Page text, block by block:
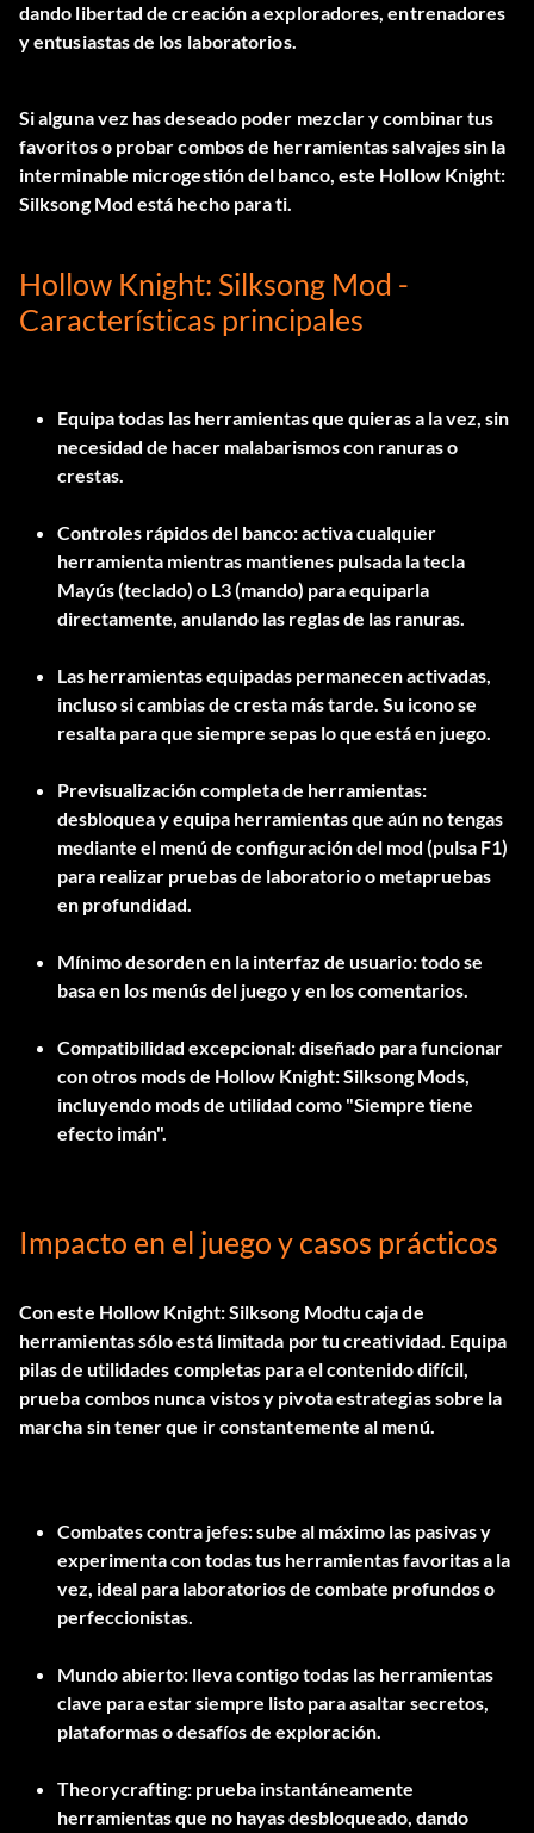
dando libertad de creación a exploradores, entrenadores
y entusiastas de los laboratorios.
Si alguna vez has deseado poder mezclar y combinar tus
favoritos o probar combos de herramientas salvajes sin la
interminable microgestión del banco, este Hollow Knight:
Silksong Mod está hecho para ti.
Hollow Knight: Silksong Mod -
Características principales
Equipa todas las herramientas que quieras a la vez, sin
necesidad de hacer malabarismos con ranuras o
crestas.
Controles rápidos del banco: activa cualquier
herramienta mientras mantienes pulsada la tecla
Mayús (teclado) o L3 (mando) para equiparla
directamente, anulando las reglas de las ranuras.
Las herramientas equipadas permanecen activadas,
incluso si cambias de cresta más tarde. Su icono se
resalta para que siempre sepas lo que está en juego.
Previsualización completa de herramientas:
desbloquea y equipa herramientas que aún no tengas
mediante el menú de configuración del mod (pulsa F1)
para realizar pruebas de laboratorio o metapruebas
en profundidad.
Mínimo desorden en la interfaz de usuario: todo se
basa en los menús del juego y en los comentarios.
Compatibilidad excepcional: diseñado para funcionar
con otros mods de Hollow Knight: Silksong Mods,
incluyendo mods de utilidad como "Siempre tiene
efecto imán".
Impacto en el juego y casos prácticos
Con este Hollow Knight: Silksong Modtu caja de
herramientas sólo está limitada por tu creatividad. Equipa
pilas de utilidades completas para el contenido difícil,
prueba combos nunca vistos y pivota estrategias sobre la
marcha sin tener que ir constantemente al menú.
Combates contra jefes: sube al máximo las pasivas y
experimenta con todas tus herramientas favoritas a la
vez, ideal para laboratorios de combate profundos o
perfeccionistas.
Mundo abierto: lleva contigo todas las herramientas
clave para estar siempre listo para asaltar secretos,
plataformas o desafíos de exploración.
Theorycrafting: prueba instantáneamente
herramientas que no hayas desbloqueado, dando